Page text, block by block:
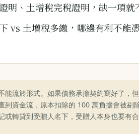
明、土增稅完稅證明，缺一項就
vs 土增稅多繳，哪邊有利不能
能流於形式。如果債務承擔契約寫好了，
到資金流，原本扣除的 100 萬負擔會被剔
或轉貸到受贈人名下，受贈人本身也要有